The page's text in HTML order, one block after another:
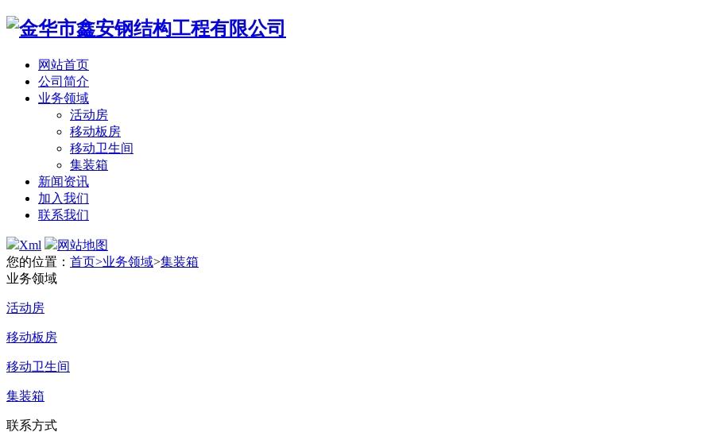
网站首页
公司简介
业务领域
活动房
移动板房
移动卫生间
集装箱
新闻资讯
加入我们
联系我们
Xml
网站地图
您的位置： 首页>业务领域>集装箱
业务领域
活动房
移动板房
移动卫生间
集装箱
联系方式